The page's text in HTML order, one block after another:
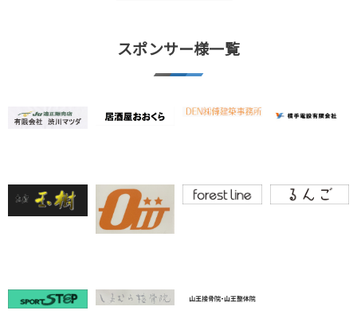
スポンサー様一覧